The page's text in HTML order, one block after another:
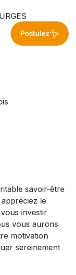
Postulez
savoir-être
le
investir
vous aurons
motivation
sereinement